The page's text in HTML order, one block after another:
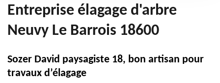
Entreprise élagage d'arbre
Neuvy Le Barrois 18600
Sozer David paysagiste 18, bon artisan pour
travaux d’élagage